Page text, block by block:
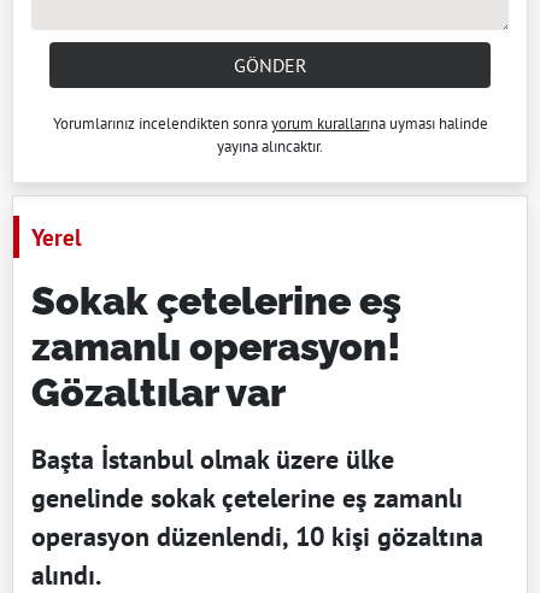
GÖNDER
Yorumlarınız incelendikten sonrayorum kurallarına uyması halinde
yayına alıncaktır.
Yerel
Sokak çetelerine eş
zamanlı operasyon!
Gözaltılar var
Başta İstanbul olmak üzere ülke
genelinde sokak çetelerine eş zamanlı
operasyon düzenlendi, 10 kişi gözaltına
alındı.